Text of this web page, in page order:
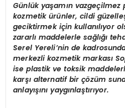
Günlük yaşamın vazgeçilmez
kozmetik ürünler, cildi
geciktirmek için kullanılıyor
zararlı maddelerle sağlığı
Serel Yereli’nin de
merkezli kozmetik markası
ise plastik ve toksik
karşı alternatif bir çözüm
anlayışını yaygınlaştırıyor.